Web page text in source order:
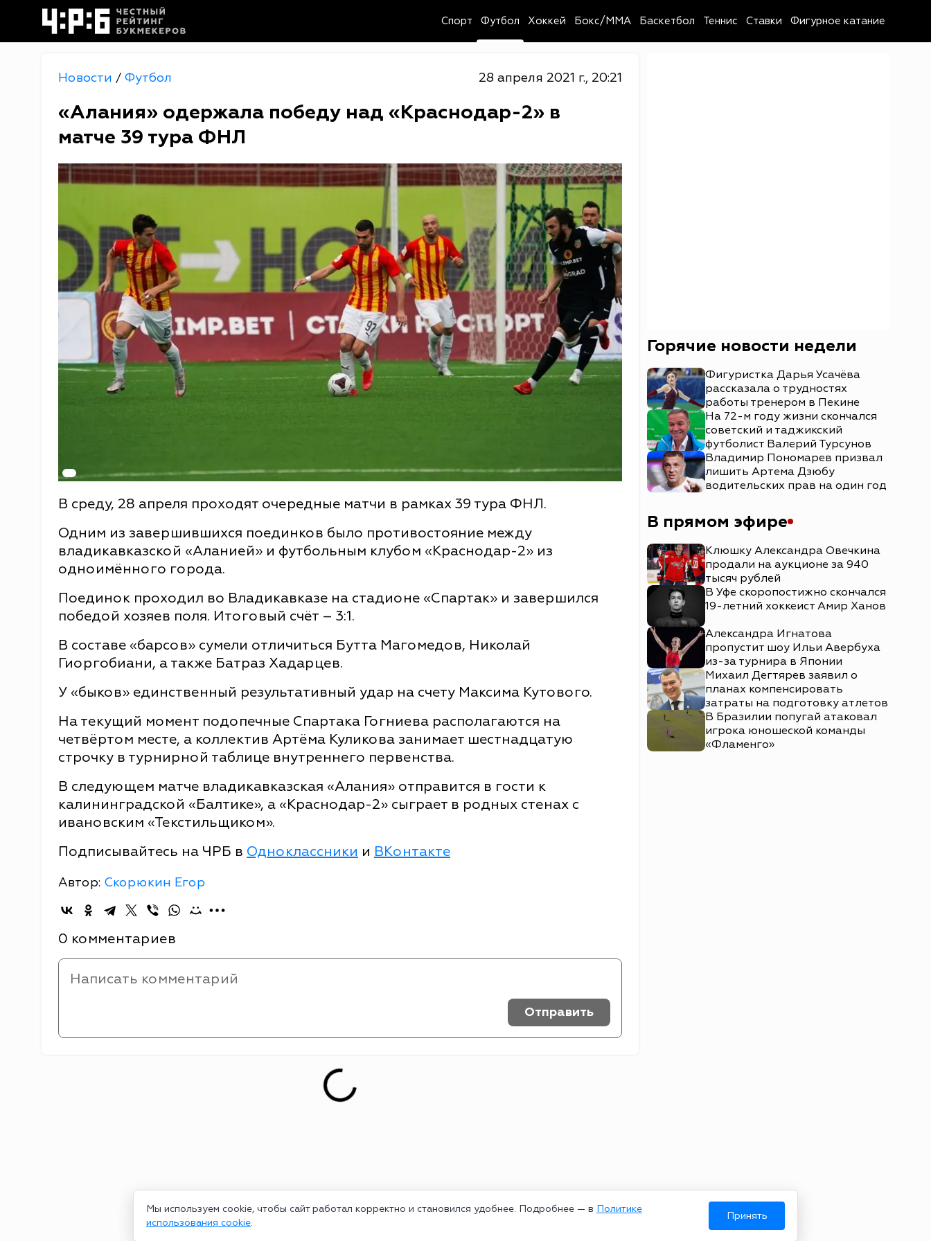
Мы используем cookie, чтобы сайт работал корректно и становился удобнее. Подробнее — в Политике
использования cookie.
Принять
Спорт Футбол Хоккей Бокс/MMA Баскетбол Теннис Ставки Фигурное катание
Новости / Футбол 28 апреля 2021 г., 20:21
«Алания» одержала победу над «Краснодар-2» в
матче 39 тура ФНЛ
В среду, 28 апреля проходят очередные матчи в рамках 39 тура ФНЛ.
Одним из завершившихся поединков было противостояние между
владикавказской «Аланией» и футбольным клубом «Краснодар-2» из
одноимённого города.
Поединок проходил во Владикавказе на стадионе «Спартак» и завершился
победой хозяев поля. Итоговый счёт – 3:1.
В составе «барсов» сумели отличиться Бутта Магомедов, Николай
Гиоргобиани, а также Батраз Хадарцев.
У «быков» единственный результативный удар на счету Максима Кутового.
На текущий момент подопечные Спартака Гогниева располагаются на
четвёртом месте, а коллектив Артёма Куликова занимает шестнадцатую
строчку в турнирной таблице внутреннего первенства.
В следующем матче владикавказская «Алания» отправится в гости к
калининградской «Балтике», а «Краснодар-2» сыграет в родных стенах с
ивановским «Текстильщиком».
Подписывайтесь на ЧРБ в Одноклассники и ВКонтакте
Автор: Скорюкин Егор
0 комментариев
Отправить
Горячие новости недели
Фигуристка Дарья Усачёва
рассказала о трудностях
работы тренером в Пекине
На 72-м году жизни скончался
советский и таджикский
футболист Валерий Турсунов
Владимир Пономарев призвал
лишить Артема Дзюбу
водительских прав на один год
В прямом эфире
Клюшку Александра Овечкина
продали на аукционе за 940
тысяч рублей
В Уфе скоропостижно скончался
19-летний хоккеист Амир Ханов
Александра Игнатова
пропустит шоу Ильи Авербуха
из-за турнира в Японии
Михаил Дегтярев заявил о
планах компенсировать
затраты на подготовку атлетов
В Бразилии попугай атаковал
игрока юношеской команды
«Фламенго»